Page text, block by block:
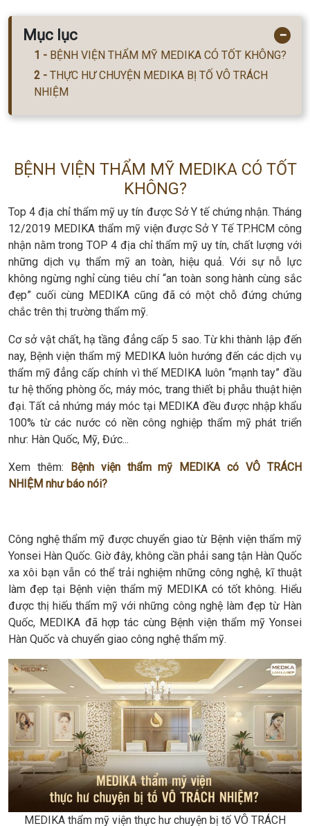
Mục lục −
BỆNH VIỆN THẨM MỸ MEDIKA CÓ TỐT KHÔNG?
THỰC HƯ CHUYỆN MEDIKA BỊ TỐ VÔ TRÁCH
NHIỆM
BỆNH VIỆN THẨM MỸ MEDIKA CÓ TỐT
KHÔNG?
Top 4 địa chỉ thẩm mỹ uy tín được Sở Y tế chứng nhận. Tháng
12/2019 MEDIKA thẩm mỹ viện được Sở Y Tế TP.HCM công
nhận nằm trong TOP 4 địa chỉ thẩm mỹ uy tín, chất lượng với
những dịch vụ thẩm mỹ an toàn, hiệu quả. Với sự nỗ lực
không ngừng nghỉ cùng tiêu chí “an toàn song hành cùng sắc
đẹp” cuối cùng MEDIKA cũng đã có một chỗ đứng chứng
chắc trên thị trường thẩm mỹ.
Cơ sở vật chất, hạ tầng đẳng cấp 5 sao. Từ khi thành lập đến
nay, Bệnh viện thẩm mỹ MEDIKA luôn hướng đến các dịch vụ
thẩm mỹ đẳng cấp chính vì thế MEDIKA luôn “mạnh tay” đầu
tư hệ thống phòng ốc, máy móc, trang thiết bị phẫu thuật hiện
đại. Tất cả nhứng máy móc tại MEDIKA đều được nhập khẩu
100% từ các nước có nền công nghiệp thẩm mỹ phát triển
như: Hàn Quốc, Mỹ, Đức...
Xem thêm: Bệnh viện thẩm mỹ MEDIKA có VÔ TRÁCH
NHIỆM như báo nói?
Công nghệ thẩm mỹ được chuyển giao từ Bệnh viện thẩm mỹ
Yonsei Hàn Quốc. Giờ đây, không cần phải sang tận Hàn Quốc
xa xôi bạn vẫn có thể trải nghiệm những công nghệ, kĩ thuật
làm đẹp tại Bệnh viện thẩm mỹ MEDIKA có tốt không. Hiểu
được thị hiếu thẩm mỹ với những công nghệ làm đẹp từ Hàn
Quốc, MEDIKA đã hợp tác cùng Bệnh viện thẩm mỹ Yonsei
Hàn Quốc và chuyển giao công nghệ thẩm mỹ.
MEDIKA thẩm mỹ viện thực hư chuyện bị tố VÔ TRÁCH